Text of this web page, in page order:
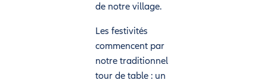
de notre village.
Les festivités
commencent par
notre traditionnel
tour de table : un